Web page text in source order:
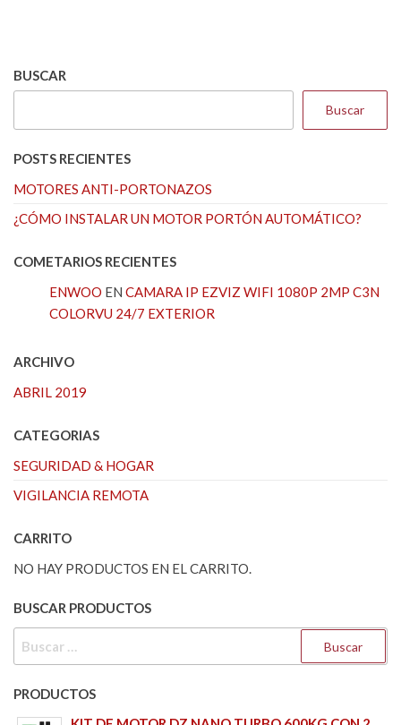
BUSCAR
Buscar
POSTS RECIENTES
MOTORES ANTI-PORTONAZOS
¿CÓMO INSTALAR UN MOTOR PORTÓN AUTOMÁTICO?
COMETARIOS RECIENTES
ENWOO EN CAMARA IP EZVIZ WIFI 1080P 2MP C3N
COLORVU 24/7 EXTERIOR
ARCHIVO
ABRIL 2019
CATEGORIAS
SEGURIDAD & HOGAR
VIGILANCIA REMOTA
CARRITO
NO HAY PRODUCTOS EN EL CARRITO.
BUSCAR PRODUCTOS
PRODUCTOS